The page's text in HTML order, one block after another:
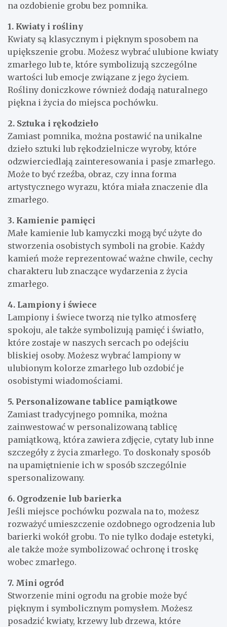
na ozdobienie grobu bez pomnika.
1. Kwiaty i rośliny
Kwiaty są klasycznym i pięknym sposobem na
upiększenie grobu. Możesz wybrać ulubione kwiaty
zmarłego lub te, które symbolizują szczególne
wartości lub emocje związane z jego życiem.
Rośliny doniczkowe również dodają naturalnego
piękna i życia do miejsca pochówku.
2. Sztuka i rękodzieło
Zamiast pomnika, można postawić na unikalne
dzieło sztuki lub rękodzielnicze wyroby, które
odzwierciedlają zainteresowania i pasje zmarłego.
Może to być rzeźba, obraz, czy inna forma
artystycznego wyrazu, która miała znaczenie dla
zmarłego.
3. Kamienie pamięci
Małe kamienie lub kamyczki mogą być użyte do
stworzenia osobistych symboli na grobie. Każdy
kamień może reprezentować ważne chwile, cechy
charakteru lub znaczące wydarzenia z życia
zmarłego.
4. Lampiony i świece
Lampiony i świece tworzą nie tylko atmosferę
spokoju, ale także symbolizują pamięć i światło,
które zostaje w naszych sercach po odejściu
bliskiej osoby. Możesz wybrać lampiony w
ulubionym kolorze zmarłego lub ozdobić je
osobistymi wiadomościami.
5. Personalizowane tablice pamiątkowe
Zamiast tradycyjnego pomnika, można
zainwestować w personalizowaną tablicę
pamiątkową, która zawiera zdjęcie, cytaty lub inne
szczegóły z życia zmarłego. To doskonały sposób
na upamiętnienie ich w sposób szczególnie
spersonalizowany.
6. Ogrodzenie lub barierka
Jeśli miejsce pochówku pozwala na to, możesz
rozważyć umieszczenie ozdobnego ogrodzenia lub
barierki wokół grobu. To nie tylko dodaje estetyki,
ale także może symbolizować ochronę i troskę
wobec zmarłego.
7. Mini ogród
Stworzenie mini ogrodu na grobie może być
pięknym i symbolicznym pomysłem. Możesz
posadzić kwiaty, krzewy lub drzewa, które